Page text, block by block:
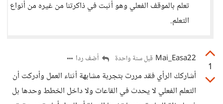
تعلم بالموقف الفعلي وهو أثبت في ذاكرتنا من غيره من أنواع
التعلم.
1
Mai_Easa22 قبل سنة واحدة أضف ردا
أشاركك الرأي فقد مررت بتجربة مشابهة أثناء العمل وأدركت أن
التعلم الفعلي لا يحدث في القاعات ولا داخل الخطط وحدها بل